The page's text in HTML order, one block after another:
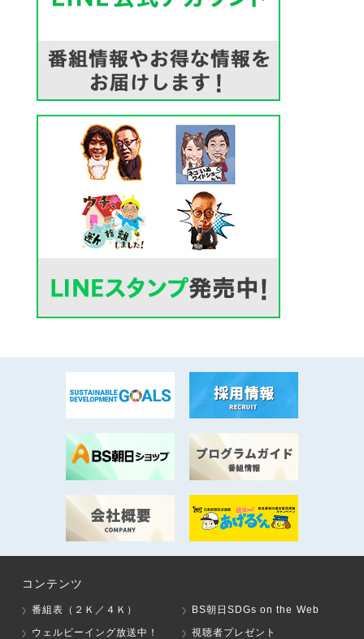
コンテンツ
番組表（２Ｋ／４Ｋ）
BS朝日SDGs on the Web
ウェルビーイング放送中！
視聴者プレゼント